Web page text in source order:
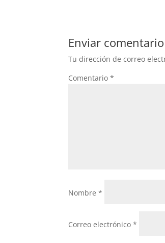
Enviar comentario
Tu dirección de correo
Comentario*
Nombre*
Correo electrónico*